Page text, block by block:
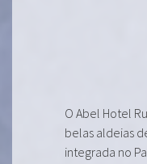
O Abel Hotel
belas aldeias
integrada no